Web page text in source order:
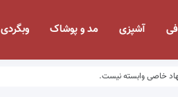
آشپزی مد و پوشاک وبگردی
خاصی وابسته نیست.